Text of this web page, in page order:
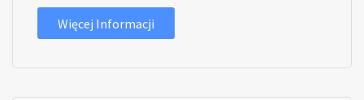
Więcej Informacji